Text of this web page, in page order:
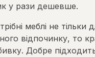
у рази дешевше.
меблі не тільки
відпочинку, то
Добре